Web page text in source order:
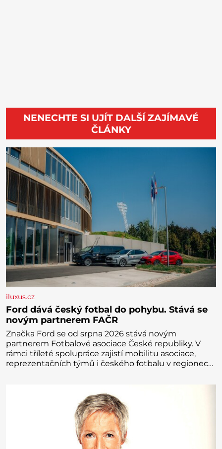
NENECHTE SI UJÍT DALŠÍ ZAJÍMAVÉ
ČLÁNKY
iluxus.cz
Ford dává český fotbal do pohybu. Stává se
novým partnerem FAČR
Značka Ford se od srpna 2026 stává novým
partnerem Fotbalové asociace České republiky. V
rámci tříleté spolupráce zajistí mobilitu asociace,
reprezentačních týmů i českého fotbalu v regionech.